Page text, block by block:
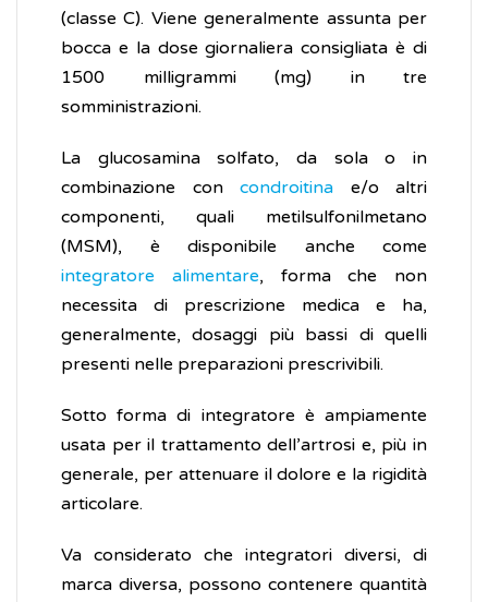
(classe C). Viene generalmente assunta per
bocca e la dose giornaliera consigliata è di
1500 milligrammi (mg) in tre
somministrazioni.
La glucosamina solfato, da sola o in
combinazione con condroitina e/o altri
componenti, quali metilsulfonilmetano
(MSM), è disponibile anche come
integratore alimentare, forma che non
necessita di prescrizione medica e ha,
generalmente, dosaggi più bassi di quelli
presenti nelle preparazioni prescrivibili.
Sotto forma di integratore è ampiamente
usata per il trattamento dell’artrosi e, più in
generale, per attenuare il dolore e la rigidità
articolare.
Va considerato che integratori diversi, di
marca diversa, possono contenere quantità